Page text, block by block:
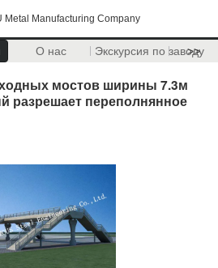
Metal Manufacturing Company
О нас Экскурсия по заводу
>>
мостов ширины 7.3м
разрешает переполнянное